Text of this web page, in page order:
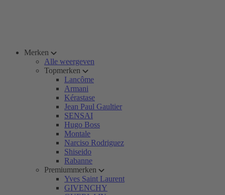
Merken
Alle weergeven
Topmerken
Lancôme
Armani
Kérastase
Jean Paul Gaultier
SENSAI
Hugo Boss
Montale
Narciso Rodriguez
Shiseido
Rabanne
Premiummerken
Yves Saint Laurent
GIVENCHY